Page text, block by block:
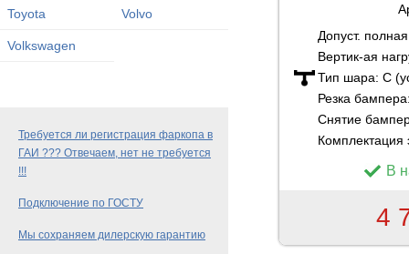
Toyota Volvo
Volkswagen
Требуется ли регистрация фаркопа в
ГАИ ??? Отвечаем, нет не требуется
!!!
Подключение по ГОСТУ
Мы сохраняем дилерскую гарантию
Допуст.
Вертик-ая
Тип шара: C
Резка
Снятие
Комплектация
В
4